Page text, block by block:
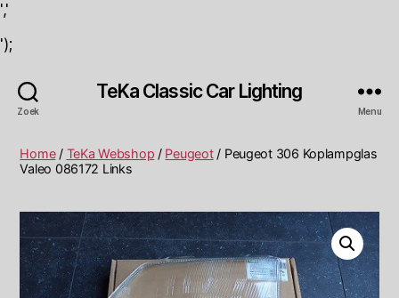
','
');
Zoek
TeKa Classic Car Lighting
Menu
Home/ TeKa Webshop / Peugeot/ Peugeot 306 Koplampglas
Valeo 086172 Links